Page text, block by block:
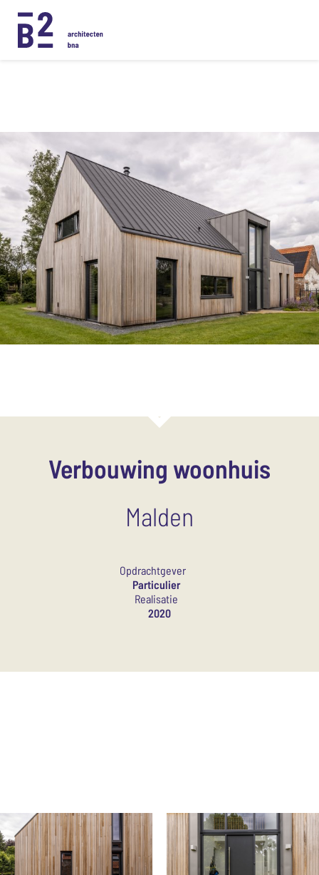
Verbouwing woonhuis
Malden
Opdrachtgever
Particulier
Realisatie
2020